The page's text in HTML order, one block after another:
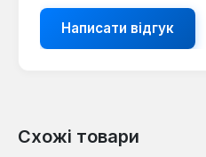
Написати відгук
Схожі товари